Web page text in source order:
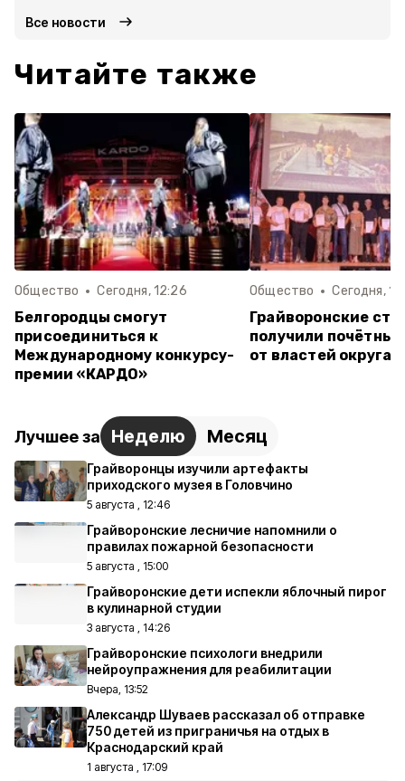
Все новости
Читайте также
Общество Сегодня, 12:26
Белгородцы смогут
присоединиться к
Международному конкурсу-
премии «КАРДО»
Общество Сегодня,
Грайворонские
получили
от властей округа
Лучшее за Неделю Месяц
Грайворонцы изучили артефакты
приходского музея в Головчино
5 августа , 12:46
Грайворонские лесничие напомнили о
правилах пожарной безопасности
5 августа , 15:00
Грайворонские дети испекли яблочный пирог
в кулинарной студии
3 августа , 14:26
Грайворонские психологи внедрили
нейроупражнения для реабилитации
Вчера, 13:52
Александр Шуваев рассказал об отправке
750 детей из приграничья на отдых в
Краснодарский край
1 августа , 17:09